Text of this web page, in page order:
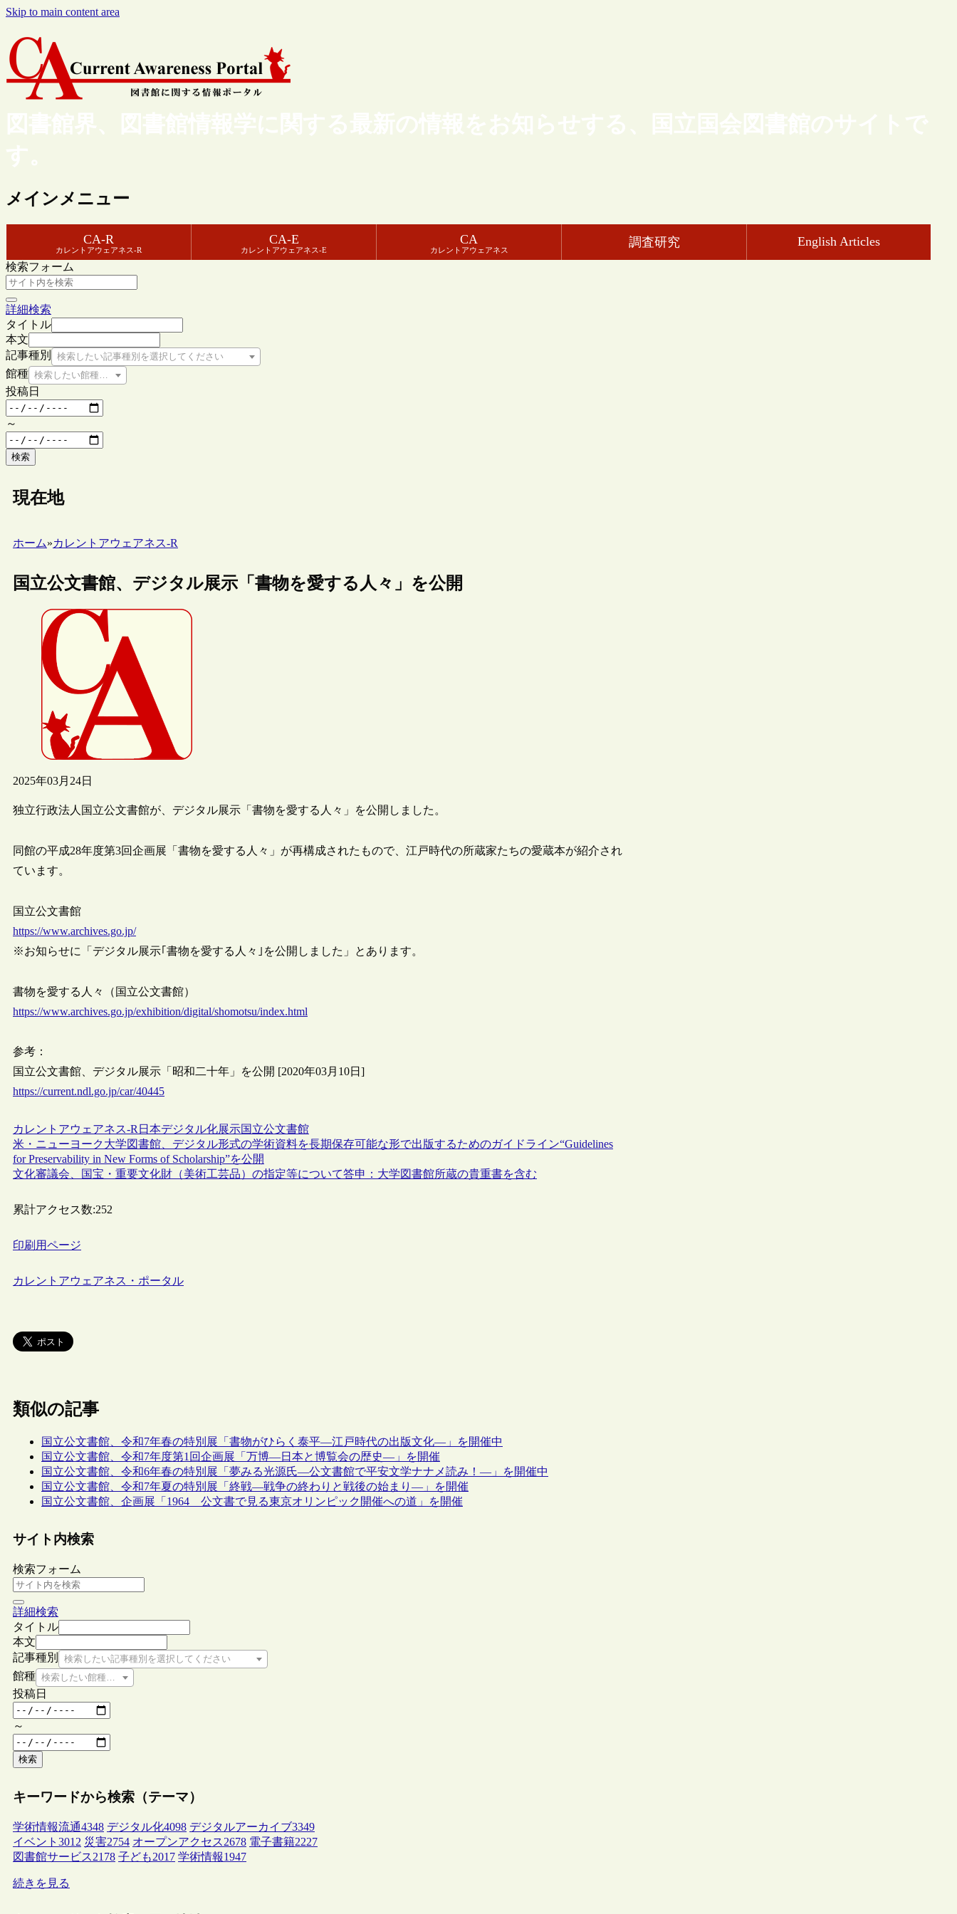
Skip to main content area
図書館界、図書館情報学に関する最新の情報をお知らせする、国立国会図書館のサイトで
す。
メインメニュー
CA-R
カレントアウェアネス-R
CA-E
カレントアウェアネス-E
CA
カレントアウェアネス
調査研究 English Articles
検索フォーム
詳細検索
タイトル
本文
記事種別
検索したい記事種別を選択してください
館種 検索したい館種を選択してください
投稿日
～
検索
現在地
ホーム»カレントアウェアネス-R
国立公文書館、デジタル展示「書物を愛する人々」を公開
2025年03月24日
独立行政法人国立公文書館が、デジタル展示「書物を愛する人々」を公開しました。
同館の平成28年度第3回企画展「書物を愛する人々」が再構成されたもので、江戸時代の所蔵家たちの愛蔵本が紹介され
ています。
国立公文書館
https://www.archives.go.jp/
※お知らせに「デジタル展示｢書物を愛する人々｣を公開しました」とあります。
書物を愛する人々（国立公文書館）
https://www.archives.go.jp/exhibition/digital/shomotsu/index.html
参考：
国立公文書館、デジタル展示「昭和二十年」を公開 [2020年03月10日]
https://current.ndl.go.jp/car/40445
カレントアウェアネス-R 日本デジタル化展示国立公文書館
米・ニューヨーク大学図書館、デジタル形式の学術資料を長期保存可能な形で出版するためのガイドライン“Guidelines
for Preservability in New Forms of Scholarship”を公開
文化審議会、国宝・重要文化財（美術工芸品）の指定等について答申：大学図書館所蔵の貴重書を含む
累計アクセス数:252
印刷用ページ
カレントアウェアネス・ポータル
類似の記事
国立公文書館、令和7年春の特別展「書物がひらく泰平―江戸時代の出版文化―」を開催中
国立公文書館、令和7年度第1回企画展「万博―日本と博覧会の歴史―」を開催
国立公文書館、令和6年春の特別展「夢みる光源氏―公文書館で平安文学ナナメ読み！―」を開催中
国立公文書館、令和7年夏の特別展「終戦―戦争の終わりと戦後の始まり―」を開催
国立公文書館、企画展「1964 公文書で見る東京オリンピック開催への道」を開催
サイト内検索
検索フォーム
詳細検索
タイトル
本文
記事種別
検索したい記事種別を選択してください
館種 検索したい館種を選択してください
投稿日
～
検索
キーワードから検索（テーマ）
学術情報流通4348 デジタル化4098 デジタルアーカイブ3349
イベント 3012 災害2754 オープンアクセス2678 電子書籍2227
図書館サービス2178 子ども2017 学術情報1947
続きを見る